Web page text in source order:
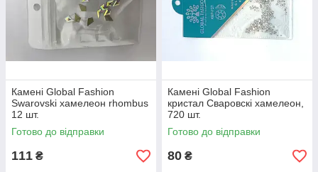
Камені Global Fashion
Swarovski хамелеон rhombus
12 шт.
Готово до відправки
111 ₴
Камені Global Fashion
кристал Сваровскі хамелеон,
720 шт.
Готово до відправки
80 ₴